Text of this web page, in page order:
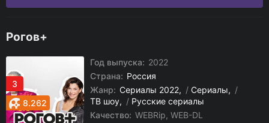
Рогов+
3
8.262
Год выпуска: 2022
Страна: Россия
Жанр: Сериалы 2022 / Сериалы
/
ТВ шоу
/ Русские сериалы
Качество: WEBRip, WEB-DL